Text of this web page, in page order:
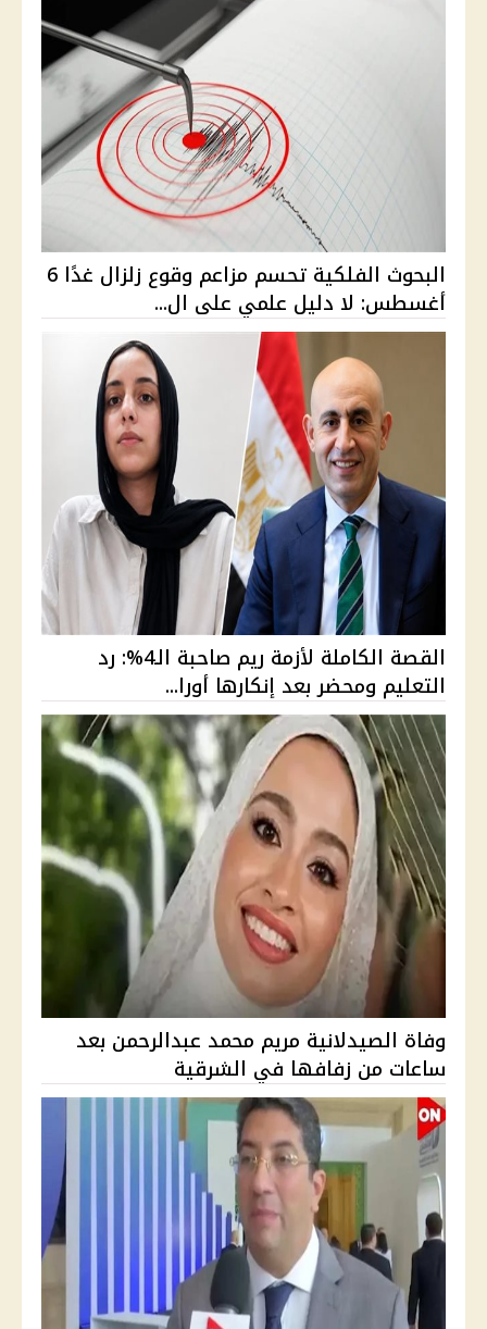
البحوث الفلكية تحسم مزاعم وقوع زلزال غدًا 6
أغسطس: لا دليل علمي على ال...
القصة الكاملة لأزمة ريم صاحبة الـ4%: رد
التعليم ومحضر بعد إنكارها أورا...
وفاة الصيدلانية مريم محمد عبدالرحمن بعد
ساعات من زفافها في الشرقية